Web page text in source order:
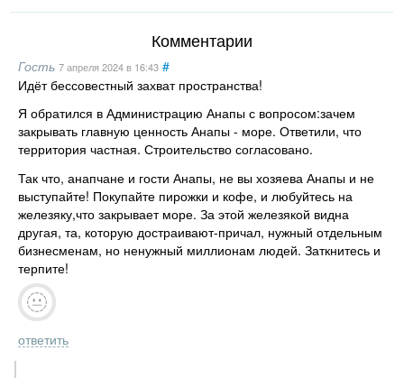
Комментарии
Гость 7 апреля 2024в 16:43 #
Идёт бессовестный захват пространства!
Я обратился в Администрацию Анапы с вопросом:зачем
закрывать главную ценность Анапы - море. Ответили, что
территория частная. Строительство согласовано.
Так что, анапчане и гости Анапы, не вы хозяева Анапы и не
выступайте! Покупайте пирожки и кофе, и любуйтесь на
железяку,что закрывает море. За этой железякой видна
другая, та, которую достраивают-причал, нужный отдельным
бизнесменам, но ненужный миллионам людей. Заткнитесь и
терпите!
ответить